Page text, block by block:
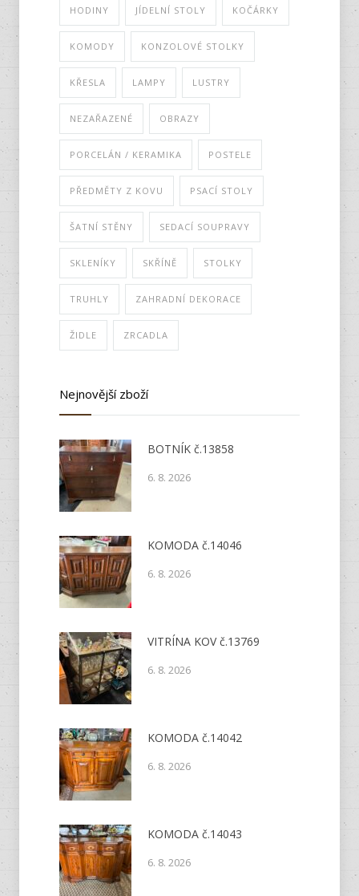
HODINY JÍDELNÍ STOLY KOČÁRKY
KOMODY KONZOLOVÉ STOLKY
KŘESLA LAMPY LUSTRY
NEZAŘAZENÉ OBRAZY
PORCELÁN / KERAMIKA POSTELE
PŘEDMĚTY Z KOVU PSACÍ STOLY
ŠATNÍ STĚNY SEDACÍ SOUPRAVY
SKLENÍKY SKŘÍNĚ STOLKY
TRUHLY ZAHRADNÍ DEKORACE
ŽIDLE ZRCADLA
Nejnovější zboží
BOTNÍK č.13858
6. 8. 2026
KOMODA č.14046
6. 8. 2026
VITRÍNA KOV č.13769
6. 8. 2026
KOMODA č.14042
6. 8. 2026
KOMODA č.14043
6. 8. 2026